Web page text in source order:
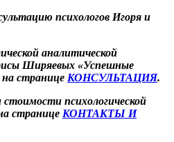
психологов Игоря и
аналитической
Ширяевых «Успешные
странице КОНСУЛЬТАЦИЯ.
психологической
странице КОНТАКТЫ И